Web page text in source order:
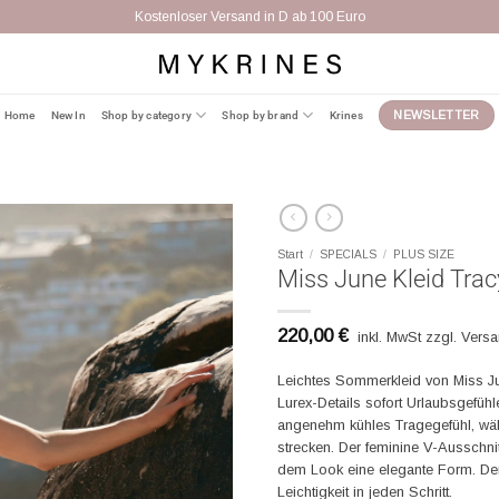
Kostenloser Versand in D ab 100 Euro
Home New In Shop by category Shop by brand Krines NEWSLETTER
Start / SPECIALS / PLUS SIZE
Miss June Kleid
220,00€ inkl. MwSt zzgl.
Leichtes Sommerkleid von Miss
Lurex-Details sofort
angenehm kühles Tragegefühl,
strecken. Der feminine V-
dem Look eine elegante Form.
Leichtigkeit in jeden Schritt.